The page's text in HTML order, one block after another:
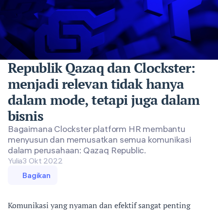
Republik Qazaq dan Clockster:
menjadi relevan tidak hanya
dalam mode, tetapi juga dalam
bisnis
Bagaimana Clockster platform HR membantu
menyusun dan memusatkan semua komunikasi
dalam perusahaan: Qazaq Republic.
Yulia3 Okt 2022
Bagikan
Komunikasi yang nyaman dan efektif sangat penting